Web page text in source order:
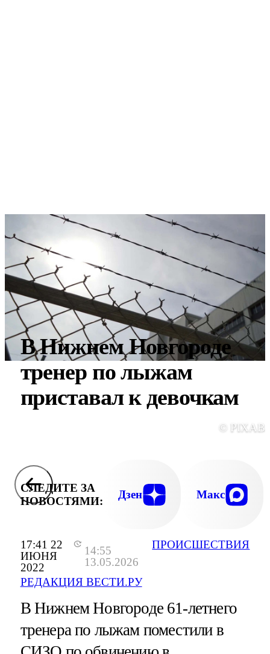
17:41 22
ИЮНЯ
2022
14:55
13.05.2026
РЕДАКЦИЯ ВЕСТИ.РУ
ПРОИСШЕСТВИЯ
В Нижнем Новгороде
тренер по лыжам
приставал к девочкам
©
СЛЕДИТЕ ЗА
НОВОСТЯМИ:
Дзен Макс
В Нижнем Новгороде 61-летнего
тренера по лыжам поместили в